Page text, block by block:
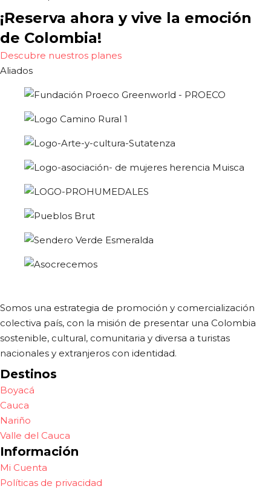
¡Reserva ahora y vive la emoción
de Colombia!
Descubre nuestros planes
Aliados
Somos una estrategia de promoción y comercialización
colectiva país, con la misión de presentar una Colombia
sostenible, cultural, comunitaria y diversa a turistas
nacionales y extranjeros con identidad.
Destinos
Boyacá
Cauca
Nariño
Valle del Cauca
Información
Mi Cuenta
Políticas de privacidad